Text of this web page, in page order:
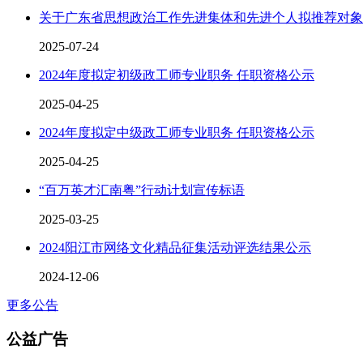
关于广东省思想政治工作先进集体和先进个人拟推荐对
2025-07-24
2024年度拟定初级政工师专业职务 任职资格公示
2025-04-25
2024年度拟定中级政工师专业职务 任职资格公示
2025-04-25
“百万英才汇南粤”行动计划宣传标语
2025-03-25
2024阳江市网络文化精品征集活动评选结果公示
2024-12-06
更多公告
公益广告